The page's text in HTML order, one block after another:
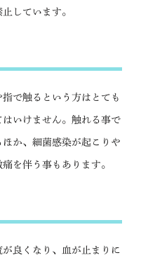
しています。
で触るという方はとても
いけません。触れる事で
か、細菌感染が起こりや
を伴う事もあります。
良くなり、血が止まりに